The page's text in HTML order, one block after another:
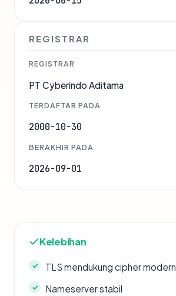
REGISTRAR
REGISTRAR
PT Cyberindo Aditama
TERDAFTAR PADA
2000-10-30
BERAKHIR PADA
2026-09-01
Kelebihan
TLS mendukung cipher modern
Nameserver stabil